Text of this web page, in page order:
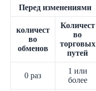
Перед изменениями
количест
во
обменов
Количест
во
торговых
путей
0 раз
1 или
более